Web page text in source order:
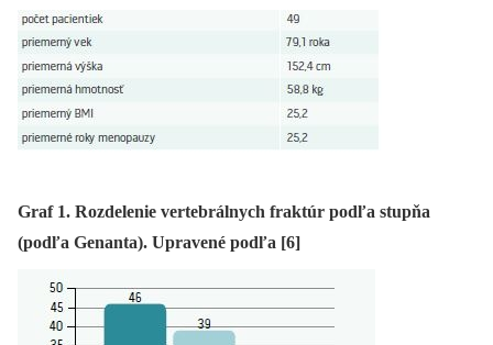
Graf 1. Rozdelenie vertebrálnych fraktúr podľa stupňa
(podľa Genanta). Upravené podľa [6]